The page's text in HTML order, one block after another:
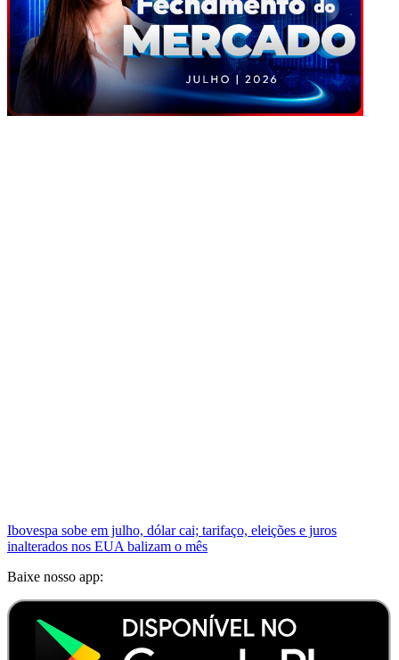
Ibovespa sobe em julho, dólar cai; tarifaço, eleições e juros
inalterados nos EUA balizam o mês
Baixe nosso app: